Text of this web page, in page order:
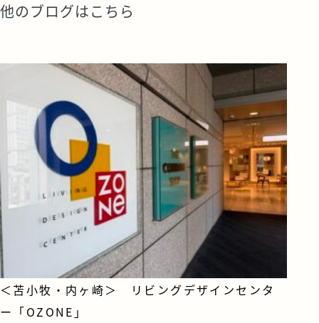
他のブログはこちら
＜苫小牧・内ヶ崎＞ リビングデザインセンタ
ー「OZONE」